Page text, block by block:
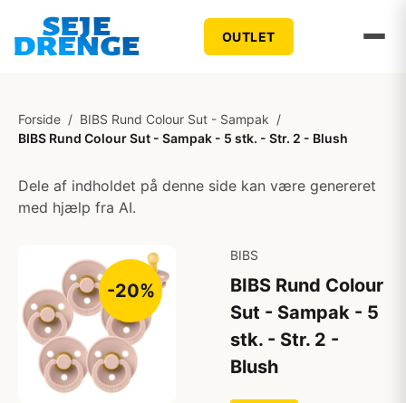
OUTLET
Forside / BIBS Rund Colour Sut - Sampak /
BIBS Rund Colour Sut - Sampak - 5 stk. - Str. 2 - Blush
Dele af indholdet på denne side kan være genereret
med hjælp fra AI.
-20%
BIBS
BIBS Rund Colour
Sut - Sampak - 5
stk. - Str. 2 -
Blush